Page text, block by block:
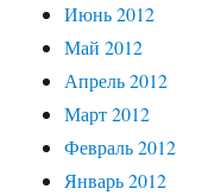
Июнь 2012
Май 2012
Апрель 2012
Март 2012
Февраль 2012
Январь 2012